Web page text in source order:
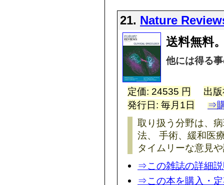
21. Nature
送料無料
他には得る
定価: 24535 円
出
発行日: 毎月1日
⇒
取り扱う分野は、
法、 手術、緩和医
タイムリーな意見
⇒この雑誌の詳細
⇒この本を購入・